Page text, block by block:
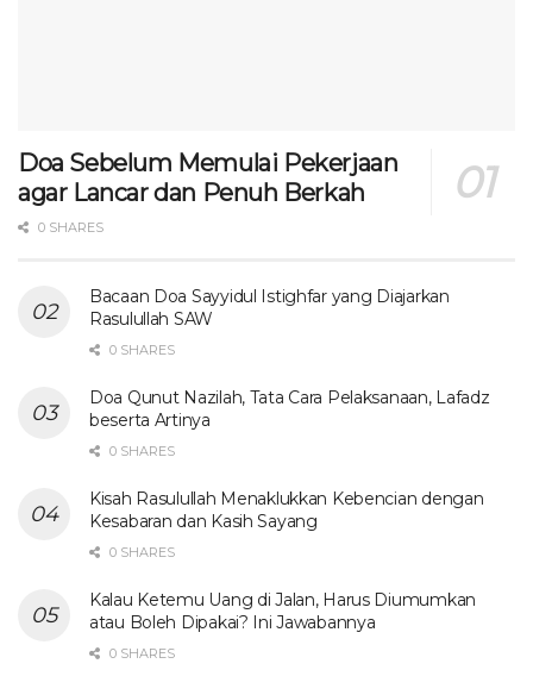
Doa Sebelum Memulai Pekerjaan
agar Lancar dan Penuh Berkah
0 SHARES
Bacaan Doa Sayyidul Istighfar yang Diajarkan
Rasulullah SAW
0 SHARES
Doa Qunut Nazilah, Tata Cara Pelaksanaan, Lafadz
beserta Artinya
0 SHARES
Kisah Rasulullah Menaklukkan Kebencian dengan
Kesabaran dan Kasih Sayang
0 SHARES
Kalau Ketemu Uang di Jalan, Harus Diumumkan
atau Boleh Dipakai? Ini Jawabannya
0 SHARES